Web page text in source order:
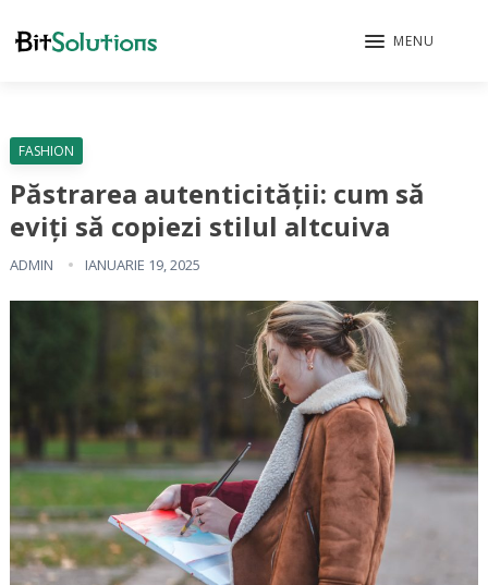
MENU
FASHION
Păstrarea autenticității: cum să
eviți să copiezi stilul altcuiva
ADMIN IANUARIE 19, 2025